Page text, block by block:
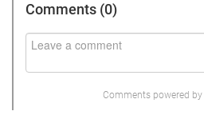
Comments (0)
Comments powered by